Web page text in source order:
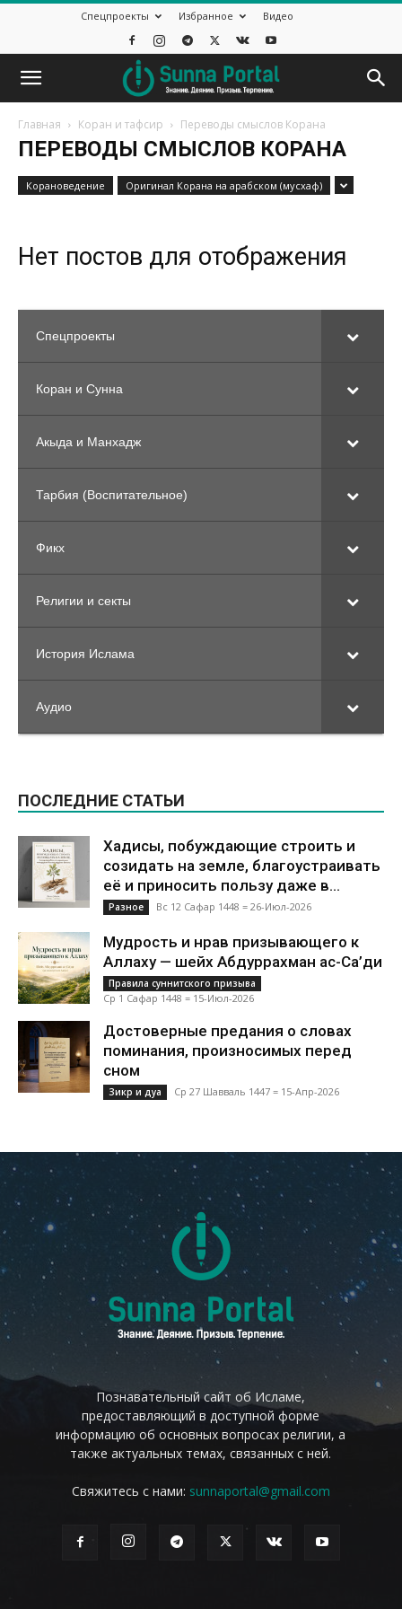
Спецпроекты Избранное Видео
Главная Коран и тафсир Переводы смыслов Корана
ПЕРЕВОДЫ СМЫСЛОВ КОРАНА
Корановедение Оригинал Корана на арабском (мусхаф)
Нет постов для отображения
Спецпроекты
Коран и Сунна
Акыда и Манхадж
Тарбия (Воспитательное)
Фикх
Религии и секты
История Ислама
Аудио
ПОСЛЕДНИЕ СТАТЬИ
Хадисы, побуждающие строить и
созидать на земле, благоустраивать
её и приносить пользу даже в...
Разное Вс 12 Сафар 1448 = 26-Июл-2026
Мудрость и нрав призывающего к
Аллаху — шейх Абдуррахман ас-Са’ди
Правила суннитского призыва
Ср 1 Сафар 1448 = 15-Июл-2026
Достоверные предания о словах
поминания, произносимых перед
сном
Зикр и дуа Ср 27 Шавваль 1447 = 15-Апр-2026
Познавательный сайт об Исламе,
предоставляющий в доступной форме
информацию об основных вопросах религии, а
также актуальных темах, связанных с ней.
Свяжитесь с нами: sunnaportal@gmail.com